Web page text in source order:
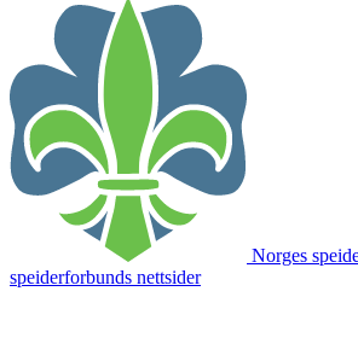
Norges
speiderforbunds nettsider